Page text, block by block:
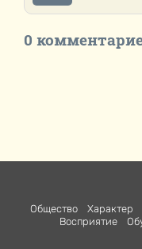
0
Общество Характер
Восприятие